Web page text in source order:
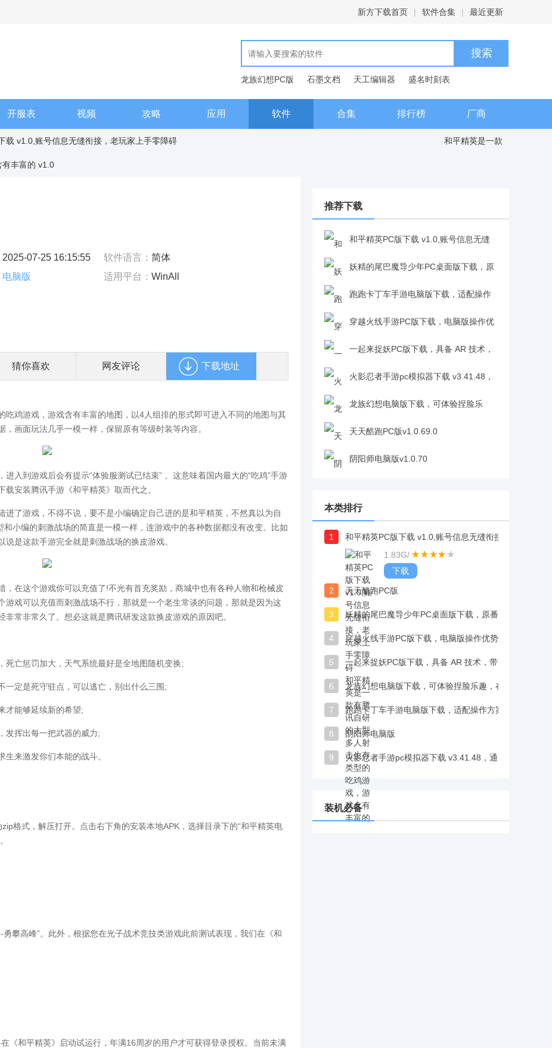
新方下载首页 | 软件合集 | 最近更新
龙族幻想PC版 石墨文档 天工编辑器
盛名时刻表
现代汉语词典
开服表 视频 攻略 应用 软件 合集 排行榜 厂商
PC版下载 v1.0,账号信息无缝衔接，老玩家上手零障碍 和平精英是一款
有丰富的 v1.0
2025-07-25 16:15:55 软件语言： 简体
电脑版 适用平台： WinAll
猜你喜欢 网友评论 下载地址
鸡游戏，游戏含有丰富的地图，以4人组排的形式即可进入不同的地图与其
画面玩法几乎一模一样，保留原有等级时装等内容。
到游戏后会有提示“体验服测试已结束” 。这意味着国内最大的“吃鸡”手游
安装腾讯手游《和平精英》取而代之。
了游戏，不得不说，要不是小编确定自己进的是和平精英，不然真以为自
小编的刺激战场的简直是一模一样，连游戏中的各种数据都没有改变。比如
是这款手游完全就是刺激战场的换皮游戏。
在这个游戏你可以充值了!不光有首充奖励，商城中也有各种人物和枪械皮
游戏可以充值而刺激战场不行，那就是一个老生常谈的问题，那就是因为这
常非常久了。想必这就是腾讯研发这款换皮游戏的原因吧。
亡惩罚加大，天气系统最好是全地图随机变换;
定是死守驻点，可以逃亡，别出什么三围;
能够延续新的希望;
挥出每一把武器的威力;
来激发你们本能的战斗。
式，解压打开。点击右下角的安装本地APK，选择目录下的“和平精英电
攀高峰”。此外，根据您在光子战术竞技类游戏此前测试表现，我们在《和
和平精英》启动试运行，年满16周岁的用户才可获得登录授权。当前未满
推荐下载
和平精英PC版下载 v1.0,账号信息无缝
衔接，老玩家上手零障
和平精英是一款有腾讯自研的大型多人射击生
存类型的吃鸡游戏，游戏含有丰富的v1.0
妖精的尾巴魔导少年PC桌面版下载，原
番声优助阵，沉浸感满满v4.3.9
跑跑卡丁车手游电脑版下载，适配操作
方案，还原丝滑漂移手感v1.0.5.666
穿越火线手游PC版下载，电脑版操作优
势明显，能让玩家在对战中更具竞争力
v1.0.70.3
一起来捉妖PC版下载，具备 AR 技术，
带来虚拟与现实的多元碰撞v1.6.383.1
火影忍者手游pc模拟器下载 v3.41.48，
通过模拟器安装火影忍者，即可在电脑上运行
v3.41.48
龙族幻想电脑版下载，可体验捏脸乐
趣，在开放世界自由探索v1.3.148
天天酷跑PC版v1.0.69.0
阴阳师电脑版v1.0.70
本类排行
1
1.83G/
下载
2 天天酷跑PC版
3
4
5
6
7
8 阴阳师电脑版
9
装机必备